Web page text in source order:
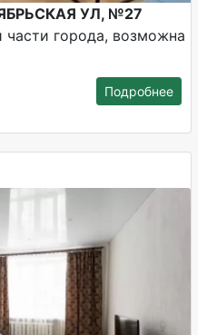
УЛ, №27
части города, возможна
Подробнее